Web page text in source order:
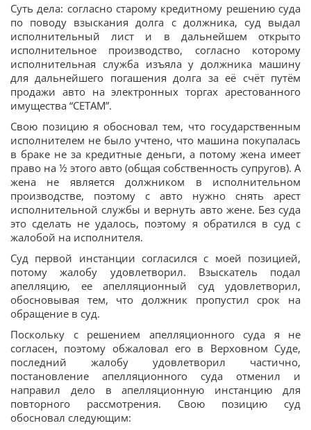
Суть дела: согласно старому кредитному решению суда
по поводу взыскания долга с должника, суд выдал
исполнительный лист и в дальнейшем открыто
исполнительное производство, согласно которому
исполнительная служба изъяла у должника машину
для дальнейшего погашения долга за её счёт путём
продажи авто на электронных торгах арестованного
имущества “СЕТАМ”.
Свою позицию я обосновал тем, что государственным
исполнителем не было учтено, что машина покупалась
в браке не за кредитные деньги, а потому жена имеет
право на ½ этого авто (общая собственность супругов). А
жена не является должником в исполнительном
производстве, поэтому с авто нужно снять арест
исполнительной службы и вернуть авто жене. Без суда
это сделать не удалось, поэтому я обратился в суд с
жалобой на исполнителя.
Суд первой инстанции согласился с моей позицией,
потому жалобу удовлетворил. Взыскатель подал
апелляцию, ее апелляционный суд удовлетворил,
обосновывая тем, что должник пропустил срок на
обращение в суд.
Поскольку с решением апелляционного суда я не
согласен, поэтому обжаловал его в Верховном Суде,
последний жалобу удовлетворил частично,
постановление апелляционного суда отменил и
направил дело в апелляционную инстанцию для
повторного рассмотрения. Свою позицию суд
обосновал следующим: